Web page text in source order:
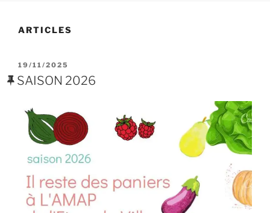
ARTICLES
PUBLIÉ
LE
19/11/2025
SAISON 2026